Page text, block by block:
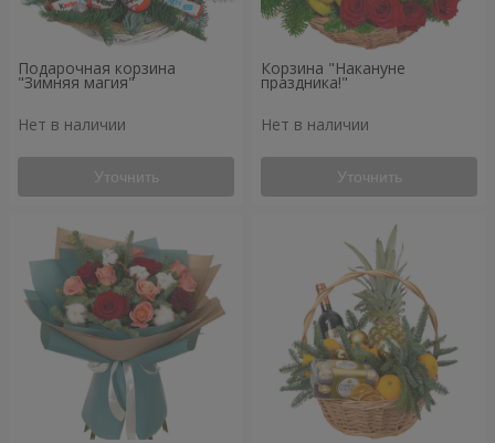
Подарочная корзина
"Зимняя магия"
Нет в наличии
Уточнить
Корзина "Накануне
праздника!"
Нет в наличии
Уточнить